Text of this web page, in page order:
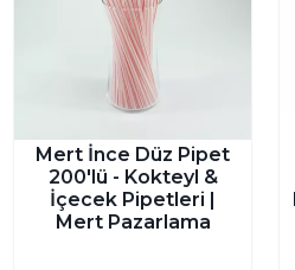
Mert İnce Düz Pipet
200'lü - Kokteyl &
İçecek Pipetleri |
Mert Pazarlama